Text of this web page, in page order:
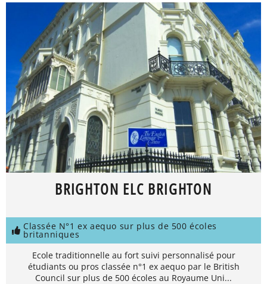
BRIGHTON ELC BRIGHTON
Classée N°1 ex aequo sur plus de 500 écoles
britanniques
Ecole traditionnelle au fort suivi personnalisé pour
étudiants ou pros classée n°1 ex aequo par le British
Council sur plus de 500 écoles au Royaume Uni...